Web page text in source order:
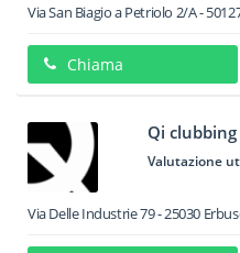
Via San Biagio a Petriolo 2/A-
Chiama
Qi clubbing
Valutazione
Via Delle Industrie 79-25030